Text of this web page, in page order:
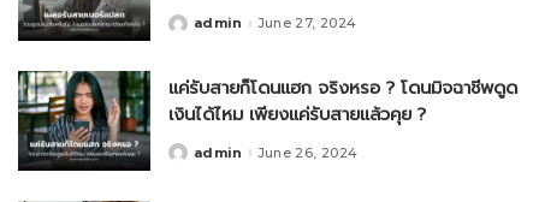
Posted
admin June 27, 2024
แค่รับสายก็โดนแฮก จริงหรอ ? โดนมิจฉาชีพดูด
เงินได้ไหม เพียงแค่รับสายแล้วคุย ?
Posted
admin June 26, 2024